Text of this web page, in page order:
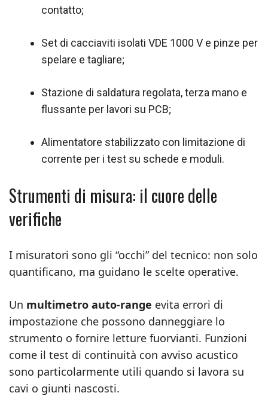
contatto;
Set di cacciaviti isolati VDE 1000 V e pinze per
spelare e tagliare;
Stazione di saldatura regolata, terza mano e
flussante per lavori su PCB;
Alimentatore stabilizzato con limitazione di
corrente per i test su schede e moduli.
Strumenti di misura: il cuore delle
verifiche
I misuratori sono gli “occhi” del tecnico: non solo
quantificano, ma guidano le scelte operative.
Un multimetro auto‑range evita errori di
impostazione che possono danneggiare lo
strumento o fornire letture fuorvianti. Funzioni
come il test di continuità con avviso acustico
sono particolarmente utili quando si lavora su
cavi o giunti nascosti.